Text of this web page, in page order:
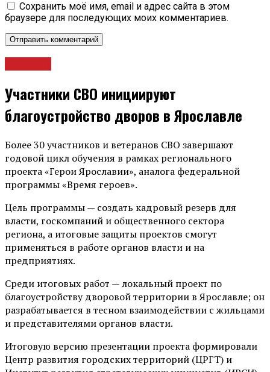
Сохранить моё имя, email и адрес сайта в этом
браузере для последующих моих комментариев.
Участники СВО инициируют
благоустройство дворов в Ярославле
Более 30 участников и ветеранов СВО завершают
годовой цикл обучения в рамках регионального
проекта «Герои Ярославии», аналога федеральной
программы «Время героев».
Цель программы — создать кадровый резерв для
власти, госкомпаний и общественного сектора
региона, а итоговые защиты проектов смогут
применяться в работе органов власти и на
предприятиях.
Среди итоговых работ — локальный проект по
благоустройству дворовой территории в Ярославле; он
разрабатывается в тесном взаимодействии с жильцами
и представителями органов власти.
Итоговую версию презентации проекта формировали
Центр развития городских территорий (ЦРГТ) и